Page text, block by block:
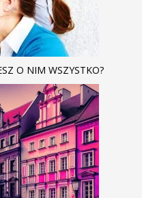
O NIM WSZYSTKO?